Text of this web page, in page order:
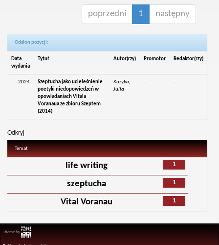
poprzedni 1 następny
Odsłon pozycji:
Data
wydania
Tytuł Autor(rzy) Promotor Redaktor(rzy)
2024
Szeptucha jako ucieleśnienie
poetyki niedopowiedzeń w
opowiadaniach Vitala
Voranaua ze zbioru Szeptem
(2014)
Kuzyka,
Julia
- -
Odkryj
Temat
1
life writing
1
szeptucha
1
Vital Voranau
Theme by